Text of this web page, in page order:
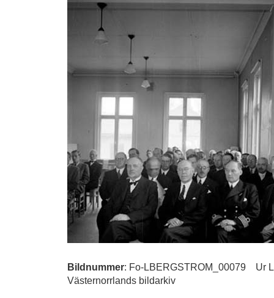
Bildnummer: Fo-LBERGSTROM_00079
Ur
Västernorrlands bildarkiv